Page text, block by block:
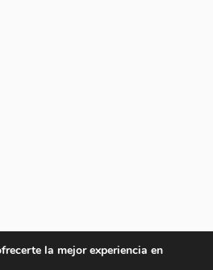
la mejor experiencia en